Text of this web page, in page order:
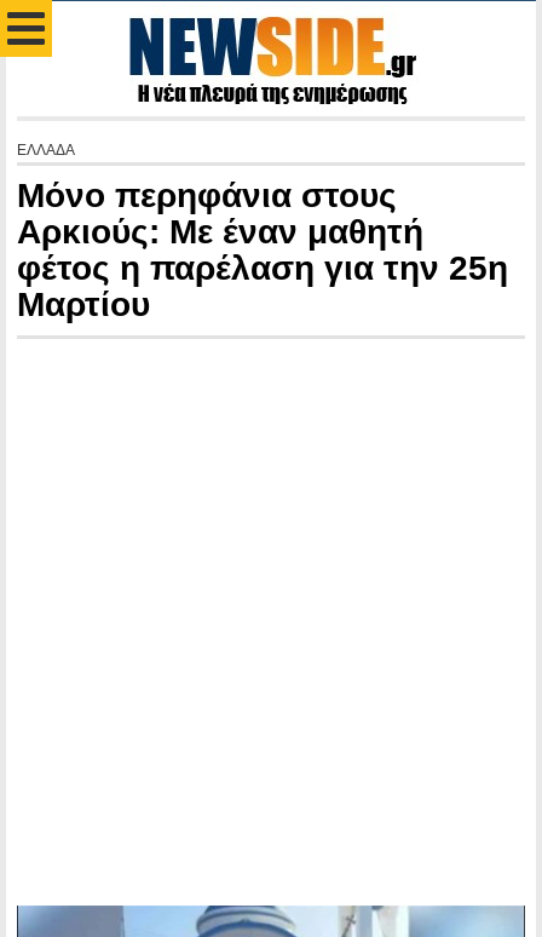
ΕΛΛΑΔΑ
Μόνο περηφάνια στους
Αρκιούς: Με έναν μαθητή
φέτος η παρέλαση για την 25η
Μαρτίου